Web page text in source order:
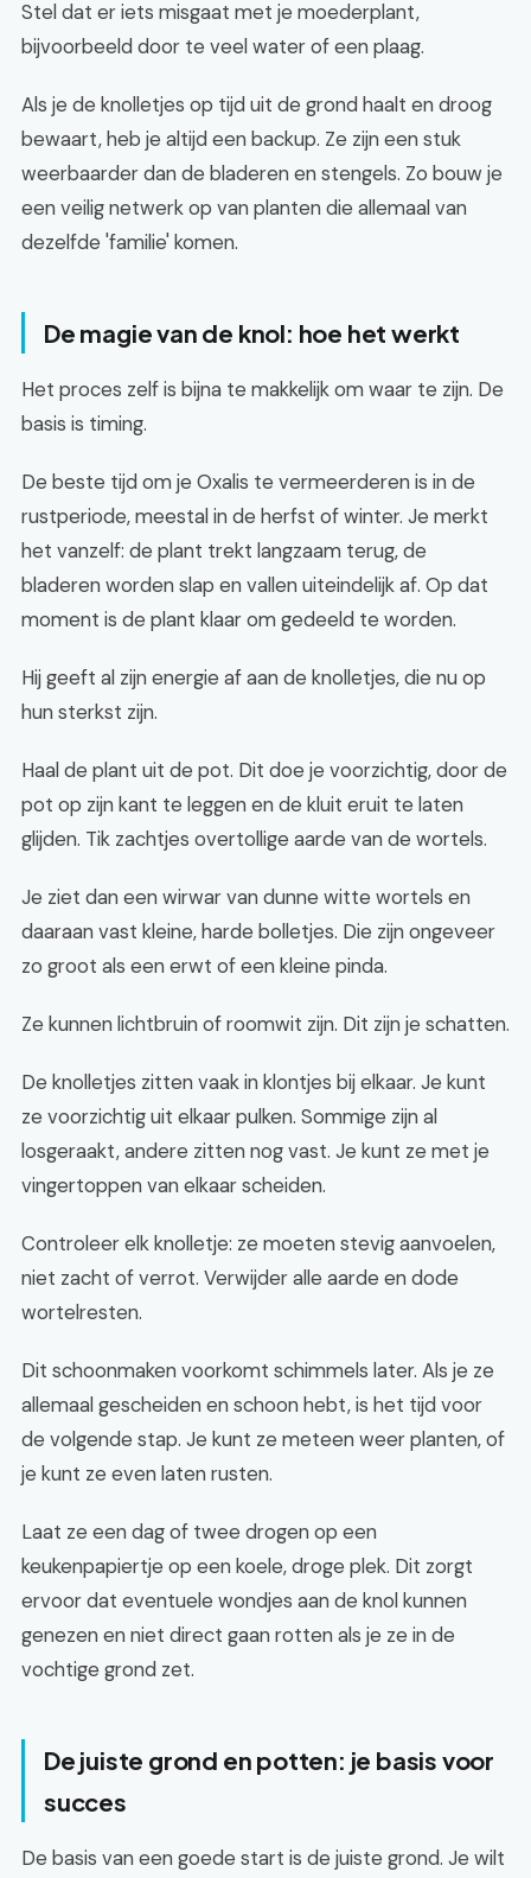
Stel dat er iets misgaat met je moederplant,
bijvoorbeeld door te veel water of een plaag.
Als je de knolletjes op tijd uit de grond haalt en droog
bewaart, heb je altijd een backup. Ze zijn een stuk
weerbaarder dan de bladeren en stengels. Zo bouw je
een veilig netwerk op van planten die allemaal van
dezelfde 'familie' komen.
De magie van de knol: hoe het werkt
Het proces zelf is bijna te makkelijk om waar te zijn. De
basis is timing.
De beste tijd om je Oxalis te vermeerderen is in de
rustperiode, meestal in de herfst of winter. Je merkt
het vanzelf: de plant trekt langzaam terug, de
bladeren worden slap en vallen uiteindelijk af. Op dat
moment is de plant klaar om gedeeld te worden.
Hij geeft al zijn energie af aan de knolletjes, die nu op
hun sterkst zijn.
Haal de plant uit de pot. Dit doe je voorzichtig, door de
pot op zijn kant te leggen en de kluit eruit te laten
glijden. Tik zachtjes overtollige aarde van de wortels.
Je ziet dan een wirwar van dunne witte wortels en
daaraan vast kleine, harde bolletjes. Die zijn ongeveer
zo groot als een erwt of een kleine pinda.
Ze kunnen lichtbruin of roomwit zijn. Dit zijn je schatten.
De knolletjes zitten vaak in klontjes bij elkaar. Je kunt
ze voorzichtig uit elkaar pulken. Sommige zijn al
losgeraakt, andere zitten nog vast. Je kunt ze met je
vingertoppen van elkaar scheiden.
Controleer elk knolletje: ze moeten stevig aanvoelen,
niet zacht of verrot. Verwijder alle aarde en dode
wortelresten.
Dit schoonmaken voorkomt schimmels later. Als je ze
allemaal gescheiden en schoon hebt, is het tijd voor
de volgende stap. Je kunt ze meteen weer planten, of
je kunt ze even laten rusten.
Laat ze een dag of twee drogen op een
keukenpapiertje op een koele, droge plek. Dit zorgt
ervoor dat eventuele wondjes aan de knol kunnen
genezen en niet direct gaan rotten als je ze in de
vochtige grond zet.
De juiste grond en potten: je basis voor
succes
De basis van een goede start is de juiste grond. Je wilt